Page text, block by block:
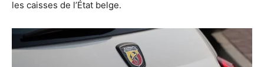
les caisses de l’État belge.